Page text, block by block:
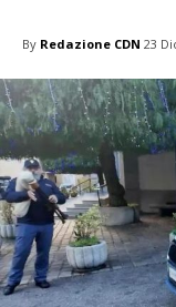
By Redazione CDN 23